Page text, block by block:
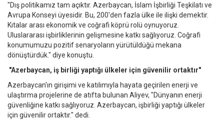
"Dış politikamız tam açıktır. Azerbaycan, İslam İşbirliği Teşkilatı ve
Avrupa Konseyi üyesidir. Bu, 200'den fazla ülke ile ilişki demektir.
Kıtalar arası ekonomik ve coğrafi köprü rolü oynuyoruz.
Uluslararası işbirliklerinin gelişmesine katkı sağlıyoruz. Coğrafi
konumumuzu pozitif senaryoların yürütüldüğü mekana
dönüştürdük." diye konuştu.
"Azerbaycan, iş birliği yaptığı ülkeler için güvenilir ortaktır"
Azerbaycan'ın girişimi ve katılımıyla hayata geçirilen enerji ve
ulaştırma projelerine de atıfta bulunan Aliyev, "Dünyanın enerji
güvenliğine katkı sağlıyoruz. Azerbaycan, işbirliği yaptığı ülkeler
için güvenilir ortaktır." dedi.